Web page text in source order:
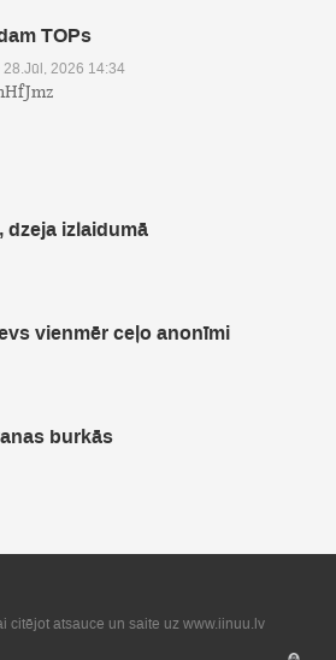
TOPs
28.Jūl, 2026 14:34
izlaidumā
vienmēr ceļo anonīmi
burkās
citējot atsauce un saite uz www.iinuu.lv